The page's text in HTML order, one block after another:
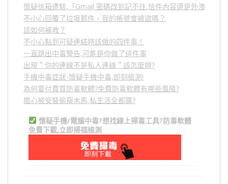
懷疑信箱遭駭,「Gmail 密碼改到記不住,信件內容還是外洩？」,
不小心回覆了垃圾郵件，我的帳號會被盜嗎？
該如何補救？
不小心點到可疑連結時該做的四件事！
一直跳出中毒警告,可能是你做了這件事
出現＂你的連線不是私人連線＂該怎麼辦?
手機中毒症狀-懷疑手機中毒,即刻檢測!
為何要付費買防毒軟體?免費防毒軟體有哪些風險?
擔心被安裝偷窺木馬,私生活全都露?
懷疑手機/電腦中毒?想找線上掃毒工具?防毒軟體
免費下載,立即掃描檢測